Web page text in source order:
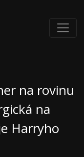
na rovinu
na
Harryho